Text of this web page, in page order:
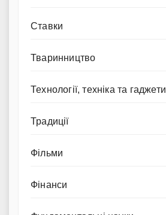
Ставки
Тваринництво
Технології, техніка та гаджети
Традиції
Фільми
Фінанси